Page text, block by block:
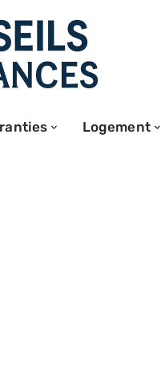
Logement